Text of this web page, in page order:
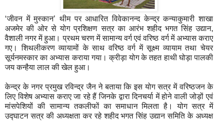
‘जीवन में मुस्कान’ थीम पर आधारित विवेकानन्द केन्द्र कन्याकुमारी शाखा
अजमेर की ओर से योग प्रशिक्षण सत्र का आरंभ शहीद भगत सिंह उद्यान,
वैशाली नगर में हुआ। प्रथम चरण में सामान्य वर्ग एवं वरिष्ठ वर्ग में अभ्यास कराए
गए। शिथलीकरण व्यायामों के साथ वरिष्ठ वर्ग में सूक्ष्म व्यायाम तथा चेयर
सूर्यनमस्कार का अभ्यास कराया गया। क्रीड़ा योग के तहत हाथी घोड़ा पालकी
जय कन्हैया लाल की खेल हुआ।
केन्द्र के नगर प्रमुख रविन्द्र जैन ने बताया कि इस योग सत्र में वरिष्ठजन के
लिए विशेष अभ्यास कराए जा रहे हैं जिनके द्वारा दिनचर्या में होने वाली जोड़ों एवं
मांसपेशियों की सामान्य तकलीफों का समाधान मिलता है। योग सत्र में
उद्घाटन सत्र की अध्यक्षता कर रहे शहीद भगत सिंह उद्यान समिति के अध्यक्ष